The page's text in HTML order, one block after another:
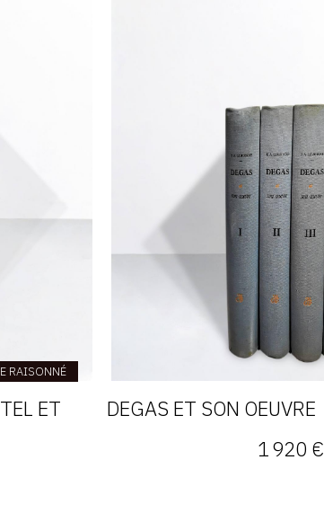
RAISONNÉ
ET
DEGAS ET SON OEUVRE
1 920 €